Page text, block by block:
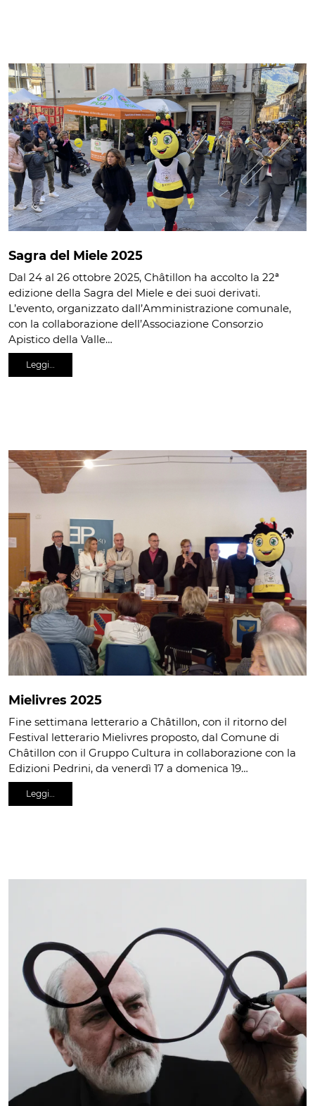
Sagra del Miele 2025
Dal 24 al 26 ottobre 2025, Châtillon ha accolto la 22ª
edizione della Sagra del Miele e dei suoi derivati.
L’evento, organizzato dall’Amministrazione comunale,
con la collaborazione dell’Associazione Consorzio
Apistico della Valle…
Leggi…
Mielivres 2025
Fine settimana letterario a Châtillon, con il ritorno del
Festival letterario Mielivres proposto, dal Comune di
Châtillon con il Gruppo Cultura in collaborazione con la
Edizioni Pedrini, da venerdì 17 a domenica 19…
Leggi…